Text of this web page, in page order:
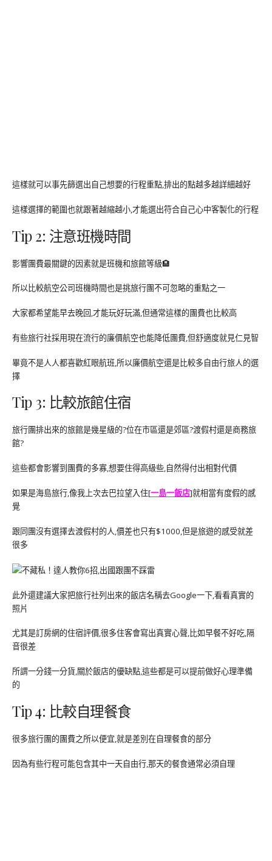
這樣就可以事先篩選出自己想要的行程重點,排出的點越多越詳細越好
這樣選擇的範圍也就跟著越縮越小,才能選出符合自己心中客製化的行程
Tip 2: 注意班機時間
影響團費最關鍵的因素就是班機和旅館等級🏨
所以比較航空公司班機時間也是挑旅行團不可忽略的重點之一
大家都希望能早去晚回,才能玩好玩滿,但通常這樣的團費也比較高
有些旅行社採用現在流行的廉價航空也能降低團費,但舒適度就見仁見智
畢竟不是人人都喜歡紅眼航班,所以廉價航空還是比較多自由行旅人的選
擇
Tip 3: 比較旅館住宿
旅行團排出來的旅館是幾星級的?位在市區還是郊區?渡假村還是商務旅
館?
這些都會影響到團費的多寡,想要住得高級些,自然得付出相對代價
如果是海島旅行,像我上次去巴拉望入住[一島一飯店]就相當有度假的感
覺
跟同團沒有選擇去渡假村的人,價差也只有$1000,但是旅遊的感受就差
很多
此外還建議大家把旅行社列出來的飯店名稱去Google一下,看看真實的
照片
尤其是訂房網的住宿評價,很多住客會寫出真實心聲,比如早餐不好吃,隔
音很差
所謂一分錢一分貨,關於飯店的優缺點,這些都是可以提前做好心理準備
的
Tip 4: 比較自理餐食
很多旅行團的團費之所以便宜,就是差別在自理餐食的部分
因為有些行程可能包含其中一天自由行,那天的餐食通常必須自理